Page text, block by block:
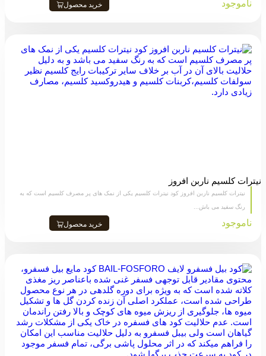
ناموجود خرید محصول
نیترات کلسیم ناربن افروز
نیترات کلسیم ناربن افروز کود نیترات کلسیم یکی از نمک های پر مصرف کلسیم است که به
رنگ سفید می باش...
ناموجود خرید محصول